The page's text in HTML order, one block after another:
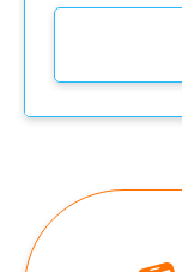
107日
雇用形態